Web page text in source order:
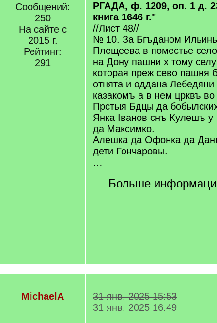
Сообщений:
250
На сайте с
2015 г.
Рейтинг:
291
РГАДА, ф. 1209, оп. 1 д.
книга 1646 г."
//Лист 48//
№ 10. За Бгъданом
Плещеева в поместье село
на Дону пашни х тому
которая преж сево пашня
отнята и оддана
казакомъ а в нем црквъ
Прстыя Бдцы да
Янка Іванов снъ Кулешъ
да Максимко.
Алешка да Офонка да
дети Гончаровы.
…
MichaelA
31 янв. 2025 15:53
31 янв. 2025 16:49